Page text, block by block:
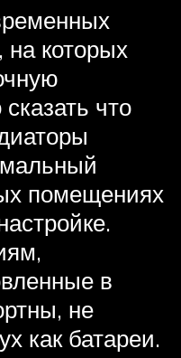
на которых
что
помещениях
в
не
как батареи.